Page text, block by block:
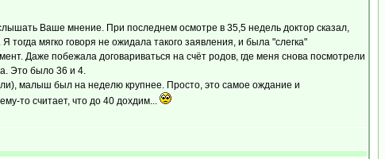
Ваше мнение. При последнем осмотре в 35,5 недель доктор сказал,
мягко говоря не ожидала такого заявления, и была "слегка"
Даже побежала договариваться на счёт родов, где меня снова посмотрели
Это было 36 и 4.
малыш был на неделю крупнее. Просто, это самое ождание и
то считает, что до 40 дохдим...